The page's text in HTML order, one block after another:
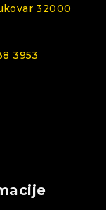
32000
3953